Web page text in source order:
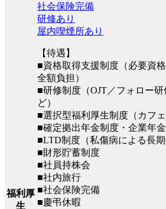
福利厚
生
社会保険完備
研修あり
屋内喫煙所あり
【待遇】
■資格取得支援制度（必要資
全額負担）
■研修制度（OJT／フォロー
ど）
■選択型福利厚生制度（カフェ
■確定拠出年金制度・企業年
■LTD制度（私傷病による長期
■財形貯蓄制度
■社員持株会
■社内旅行
■社会保険完備
■慶弔休暇